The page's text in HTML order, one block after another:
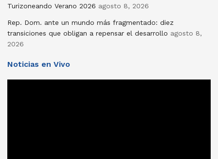
Turizoneando Verano 2026 agosto 8, 2026
Rep. Dom. ante un mundo más fragmentado: diez
transiciones que obligan a repensar el desarrollo agosto 8,
2026
Noticias en Vivo